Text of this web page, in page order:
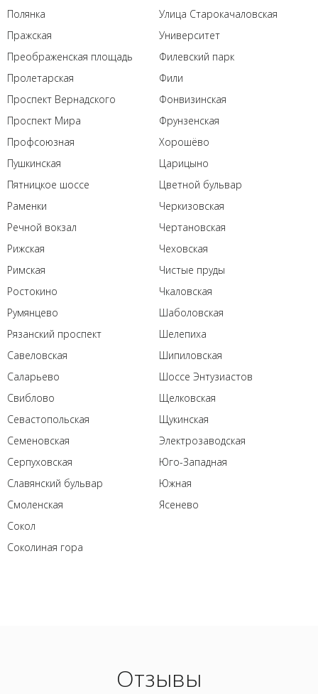
Полянка
Пражская
Преображенская площадь
Пролетарская
Проспект Вернадского
Проспект Мира
Профсоюзная
Пушкинская
Пятницкое шоссе
Раменки
Речной вокзал
Рижская
Римская
Ростокино
Румянцево
Рязанский проспект
Савеловская
Саларьево
Свиблово
Севастопольская
Семеновская
Серпуховская
Славянский бульвар
Смоленская
Сокол
Соколиная гора
Улица Старокачаловская
Университет
Филевский парк
Фили
Фонвизинская
Фрунзенская
Хорошёво
Царицыно
Цветной бульвар
Черкизовская
Чертановская
Чеховская
Чистые пруды
Чкаловская
Шаболовская
Шелепиха
Шипиловская
Шоссе Энтузиастов
Щелковская
Щукинская
Электрозаводская
Юго-Западная
Южная
Ясенево
Отзывы